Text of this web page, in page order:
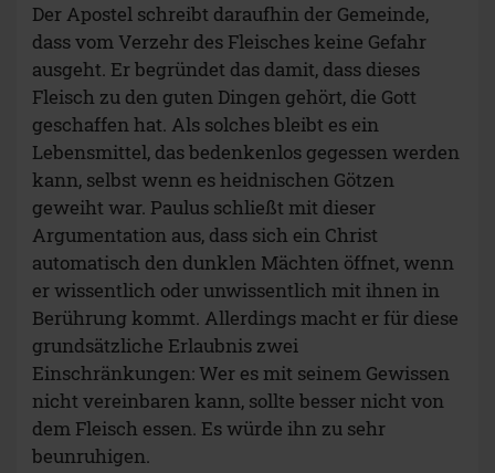
Der Apostel schreibt daraufhin der Gemeinde,
dass vom Verzehr des Fleisches keine Gefahr
ausgeht. Er begründet das damit, dass dieses
Fleisch zu den guten Dingen gehört, die Gott
geschaffen hat. Als solches bleibt es ein
Lebensmittel, das bedenkenlos gegessen werden
kann, selbst wenn es heidnischen Götzen
geweiht war. Paulus schließt mit dieser
Argumentation aus, dass sich ein Christ
automatisch den dunklen Mächten öffnet, wenn
er wissentlich oder unwissentlich mit ihnen in
Berührung kommt. Allerdings macht er für diese
grundsätzliche Erlaubnis zwei
Einschränkungen: Wer es mit seinem Gewissen
nicht vereinbaren kann, sollte besser nicht von
dem Fleisch essen. Es würde ihn zu sehr
beunruhigen.